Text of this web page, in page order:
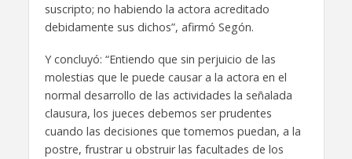
suscripto; no habiendo la actora acreditado
debidamente sus dichos”, afirmó Segón.
Y concluyó: “Entiendo que sin perjuicio de las
molestias que le puede causar a la actora en el
normal desarrollo de las actividades la señalada
clausura, los jueces debemos ser prudentes
cuando las decisiones que tomemos puedan, a la
postre, frustrar u obstruir las facultades de los